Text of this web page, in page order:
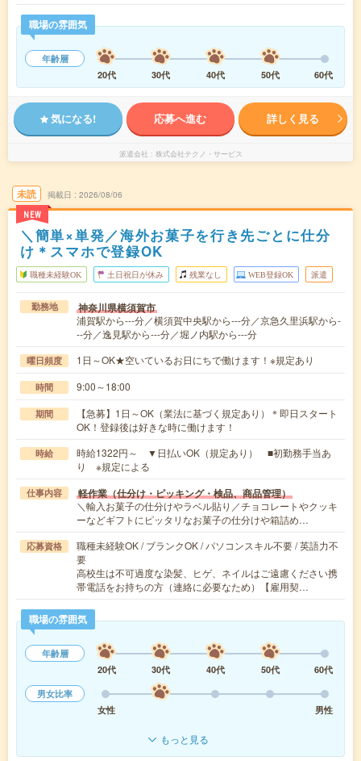
職場の雰囲気
年齢層
20代
30代 40代 50代 60代
気になる! 応募へ進む 詳しく見る
派遣会社 株式会社テクノ・サービス
未読
NEW
掲載日 2026/08/06
＼簡単×単発／海外お菓子を行き先ごとに仕分
け＊スマホで登録OK
職種未経験OK 土日祝日が休み 残業なし WEB登録OK 派遣
勤務地 神奈川県横須賀市
浦賀駅から---分／横須賀中央駅から---分／京急久里浜駅から-
--分／逸見駅から---分／堀ノ内駅から---分
曜日頻度 1日～OK★空いているお日にちで働けます！※規定あり
時間 9:00～18:00
期間
【急募】1日～OK（業法に基づく規定あり）＊即日スタート
OK！登録後は好きな時に働けます！
時給
時給1322円～ ▼日払いOK（規定あり） ■初勤務手当あ
り ※規定による
仕事内容 軽作業（仕分け・ピッキング・検品、商品管理）
＼輸入お菓子の仕分けやラベル貼り／チョコレートやクッキ
ーなどギフトにピッタリなお菓子の仕分けや箱詰め…
応募資格
職種未経験OK / ブランクOK / パソコンスキル不要 / 英語力不
要
高校生は不可過度な染髪、ヒゲ、ネイルはご遠慮ください携
帯電話をお持ちの方（連絡に必要なため）【雇用契…
職場の雰囲気
年齢層
20代
30代 40代 50代
60代
男女比率
女性
男性
もっと見る